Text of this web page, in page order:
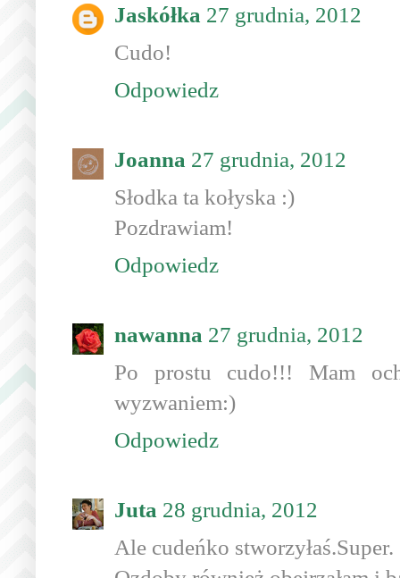
Jaskółka 27 grudnia, 2012
Cudo!
Odpowiedz
Joanna 27 grudnia, 2012
Słodka ta kołyska :)
Pozdrawiam!
Odpowiedz
nawanna 27 grudnia, 2012
Po prostu cudo!!! Mam
wyzwaniem:)
Odpowiedz
Juta 28 grudnia, 2012
Ale cudeńko stworzyłaś.Super.